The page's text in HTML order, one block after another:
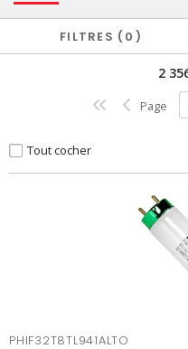
FILTRES 0
2
Page
Tout cocher
PHIF32T8TL941ALTO